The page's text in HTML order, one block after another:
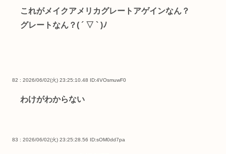
これがメイクアメリカグレートアゲインなん？
グレートなん？( ´ ▽ ` )ﾉ
82 : 2026/06/02(火) 23:25:10.48 ID:4VOsmuwF0
わけがわからない
83 : 2026/06/02(火) 23:25:28.56 ID:sOM0dd7pa